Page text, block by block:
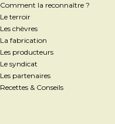
Comment la reconnaître ?
Le terroir
Les chèvres
La fabrication
Les producteurs
Le syndicat
Les partenaires
Recettes & Conseils